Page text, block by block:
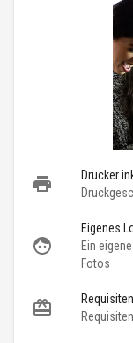
Drucker
Eigenes
Ein
Fotos
Requisiten